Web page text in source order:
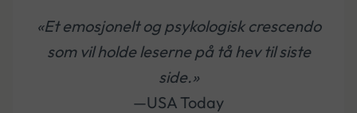
«Et emosjonelt og psykologisk crescendo
som vil holde leserne på tå hev til siste
side.»
—USA Today